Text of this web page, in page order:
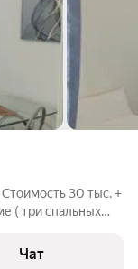
30 тыс. +
( три спальных
развивающемся
Чат